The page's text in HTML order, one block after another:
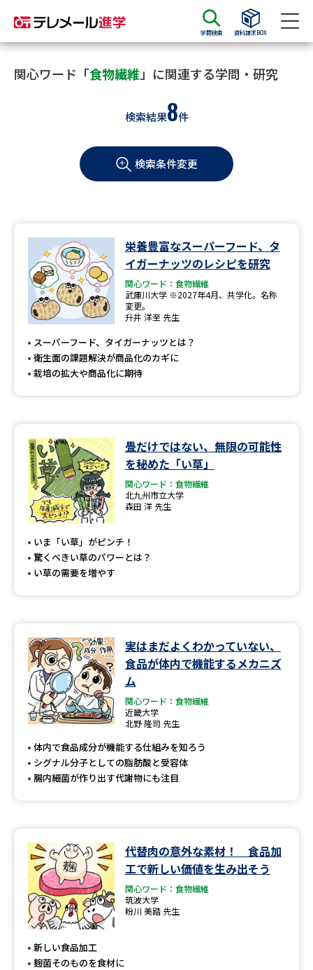
学問検索 資料請求BOX
資料請求 資料検索
大学・短大の資料種類から請求
学部・学科パンフ
過去問題集
大学・短大以外の資料から請求
専門学校の資料請求 大学院の資料請求
留学・進学関連、塾・予備校
大学入学共通テスト「受験案
内」の請求
高等学校（情報）教員資格認定
大学研究
大学で学べる内容や特徴を調べる
データサイエンス特集 奨学金・特待生制度特集
デジタルパンフレット 進路の３択
新学年スタート号特集ページ
（高3生用）
新学年スタート号特集ページ
（高2生用）
SELFBRAND特集ページ
オープンキャンパス検索 実施プログラムから探す
来場型・Web型イベント特集 夢ナビライブ
関心ワード「食物繊維 」に関連する学問・研究
検索結果8件
検索条件変更
栄養豊富なスーパーフード、タ
イガーナッツのレシピを研究
関心ワード：食物繊維
武庫川大学 ※2027年4月、共学化。名称
変更。
升井 洋至 先生
スーパーフード、タイガーナッツとは？
衛生面の課題解決が商品化のカギに
栽培の拡大や商品化に期待
畳だけではない、無限の可能性
を秘めた「い草」
関心ワード：食物繊維
北九州市立大学
森田 洋 先生
いま「い草」がピンチ！
驚くべきい草のパワーとは？
い草の需要を増やす
実はまだよくわかっていない、
食品が体内で機能するメカニズ
ム
関心ワード：食物繊維
近畿大学
北野 隆司 先生
体内で食品成分が機能する仕組みを知ろう
シグナル分子としての脂肪酸と受容体
腸内細菌が作り出す代謝物にも注目
代替肉の意外な素材！ 食品加
工で新しい価値を生み出そう
関心ワード：食物繊維
筑波大学
粉川 美踏 先生
新しい食品加工
麹菌そのものを食材に